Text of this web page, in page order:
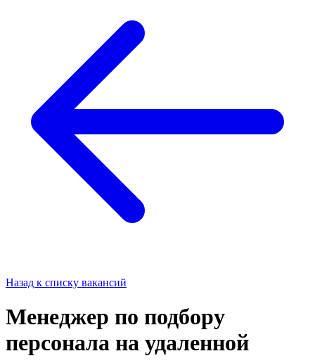
Назад к списку вакансий
Менеджер по подбору
персонала на удаленной